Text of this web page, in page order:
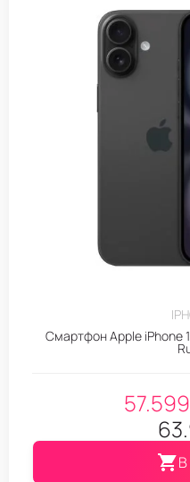
Смартфон Apple iPhone
57.599